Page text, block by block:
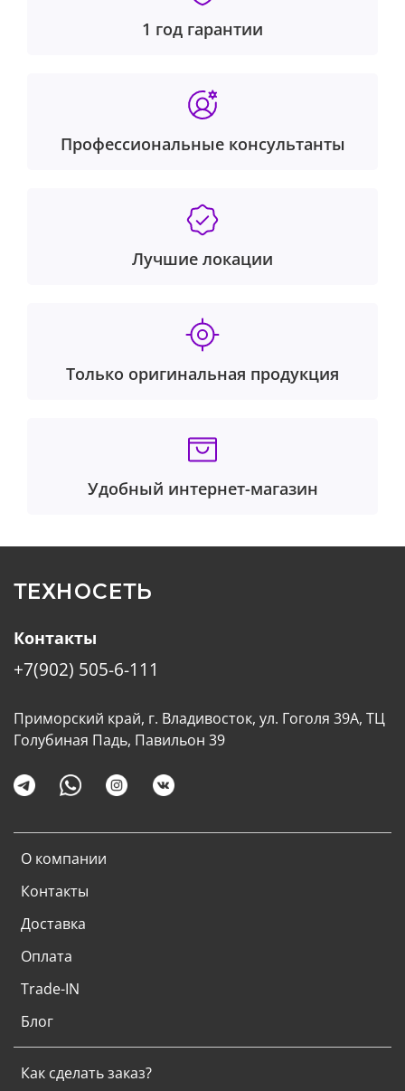
1 год гарантии
Профессиональные консультанты
Лучшие локации
Только оригинальная продукция
Удобный интернет-магазин
ТЕХНОСЕТЬ
О компании
Контакты
Доставка
Оплата
Trade-IN
Блог
Как сделать заказ?
Контакты
+7(902) 505-6-111
Приморский край, г. Владивосток, ул. Гоголя 39А, ТЦ
Голубиная Падь, Павильон 39